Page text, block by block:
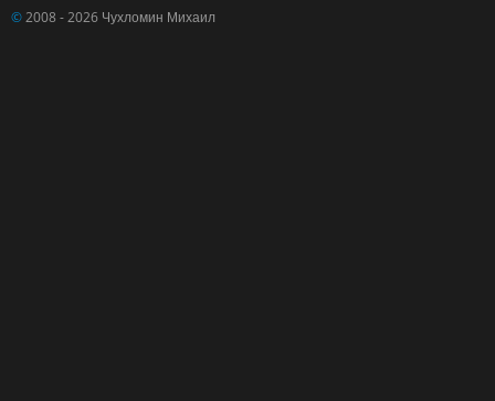
© 2008 - 2026 Чухломин Михаил